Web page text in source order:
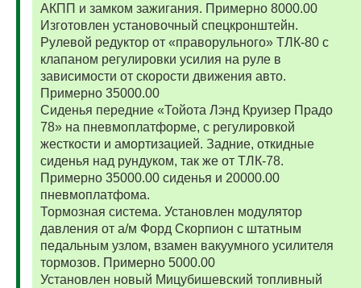
АКПП и замком зажигания. Примерно 8000.00
Изготовлен установочный спецкронштейн.
Рулевой редуктор от «праворульного» ТЛК-80 с
клапаном регулировки усилия на руле в
зависимости от скорости движения авто.
Примерно 35000.00
Сиденья передние «Тойота Лэнд Круизер Прадо
78» на пневмоплатформе, с регулировкой
жесткости и амортизацией. Задние, откидные
сиденья над рундуком, так же от ТЛК-78.
Примерно 35000.00 сиденья и 20000.00
пневмоплатфома.
Тормозная система. Установлен модулятор
давления от а/м Форд Скорпион с штатным
педальным узлом, взамен вакуумного усилителя
тормозов. Примерно 5000.00
Установлен новый Мицубишевский топливный